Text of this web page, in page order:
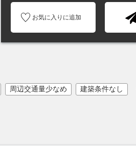
お気に入りに追加
周辺交通量少なめ 建築条件なし